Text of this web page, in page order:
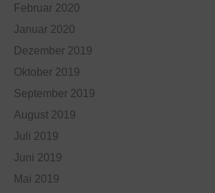
Februar 2020
Januar 2020
Dezember 2019
Oktober 2019
September 2019
August 2019
Juli 2019
Juni 2019
Mai 2019